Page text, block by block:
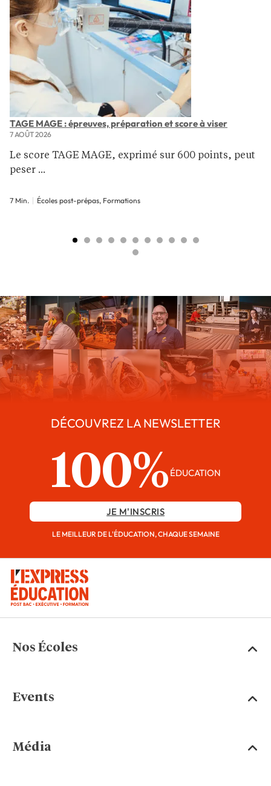
TAGE MAGE : épreuves, préparation et score à viser
7 AOÛT 2026
Le score TAGE MAGE, exprimé sur 600 points, peut
peser ...
7 Min. Écoles post-prépas, Formations
DÉCOUVREZ LA NEWSLETTER
100% ÉDUCATION
JE M'INSCRIS
LE MEILLEUR DE L'ÉDUCATION, CHAQUE SEMAINE
Nos Écoles
Events
Média